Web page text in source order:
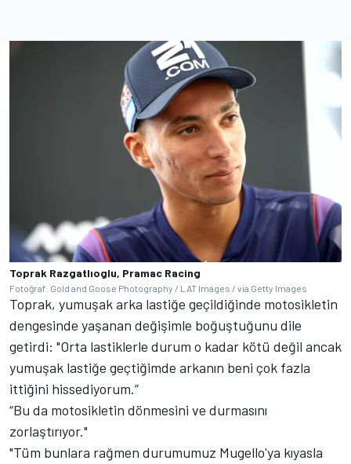
Toprak Razgatlıoglu, Pramac Racing
Fotoğraf: Gold and Goose Photography / LAT Images / via Getty Images
Toprak, yumuşak arka lastiğe geçildiğinde motosikletin
dengesinde yaşanan değişimle boğuştuğunu dile
getirdi: "Orta lastiklerle durum o kadar kötü değil ancak
yumuşak lastiğe geçtiğimde arkanın beni çok fazla
ittiğini hissediyorum.”
“Bu da motosikletin dönmesini ve durmasını
zorlaştırıyor."
"Tüm bunlara rağmen durumumuz Mugello'ya kıyasla